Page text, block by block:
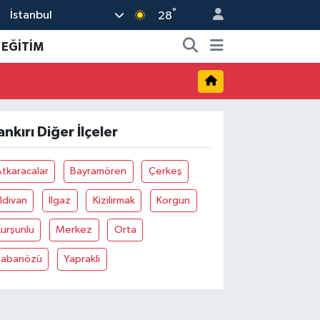
İstanbul 28°
EĞİTİM
Diğer İlçeler
Bayramören Çerkeş
İlgaz Kizilirmak Korgun
Merkez Orta
Yaprakli